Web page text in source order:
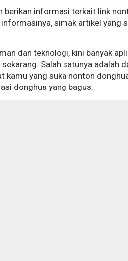
berikan informasi terkait link
simak artikel yang
dan teknologi, kini banyak
Salah satunya adalah
kamu yang suka nonton
donghua yang bagus.